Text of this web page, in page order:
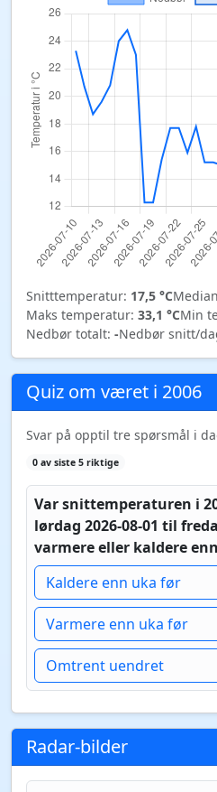
Snitttemperatur: 17,5 °C
Maks temperatur: 33,1 °CMin
Nedbør totalt: -Nedbør snitt/
Quiz om været i 2006
Svar på opptil tre spørsmål i
0 av siste 5 riktige
Var snittemperaturen i
lørdag 2026-08-01 til
varmere eller kaldere
Kaldere enn uka før
Varmere enn uka før
Omtrent uendret
Radar-bilder